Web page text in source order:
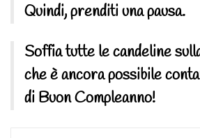
Quindi, prenditi una pausa.
Soffia tutte le candeline
che è ancora possibile
di Buon Compleanno!